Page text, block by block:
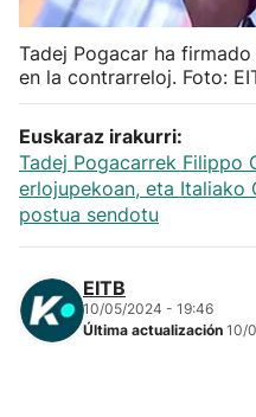
"Helmuga"
Tadej Pogacar ha
en la contrarreloj. Foto:
Euskaraz irakurri:
Tadej Pogacarrek Filippo
erlojupekoan, eta Italiako
postua sendotu
EITB
10/05/2024 - 19:46
Última actualización 10/